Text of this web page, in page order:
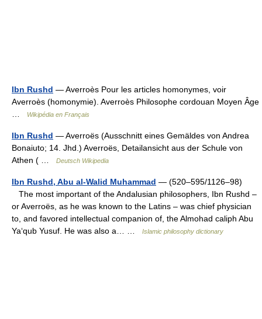
Ibn Rushd — Averroès Pour les articles homonymes, voir
Averroès (homonymie). Averroès Philosophe cordouan Moyen Âge
Wikipédia en Français
Ibn Rushd — Averroës (Ausschnitt eines Gemäldes von Andrea
Bonaiuto; 14. Jhd.) Averroës, Detailansicht aus der Schule von
Athen ( …
Deutsch Wikipedia
Ibn Rushd, Abu al-Walid Muhammad — (520–595/1126–98)
The most important of the Andalusian philosophers, Ibn Rushd –
or Averroës, as he was known to the Latins – was chief physician
to, and favored intellectual companion of, the Almohad caliph Abu
Ya‘qub Yusuf. He was also a… …
Islamic philosophy dictionary